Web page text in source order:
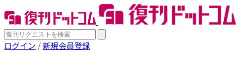
ログイン /新規会員登録